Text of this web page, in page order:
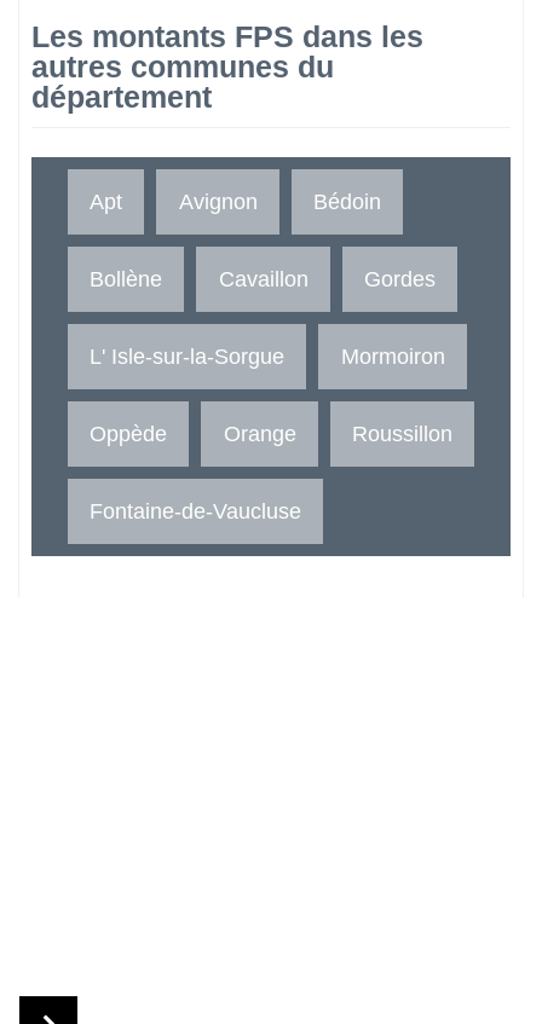
Les montants FPS dans les
autres communes du
département
Apt Avignon Bédoin
Bollène Cavaillon Gordes
L' Isle-sur-la-Sorgue Mormoiron
Oppède Orange Roussillon
Fontaine-de-Vaucluse